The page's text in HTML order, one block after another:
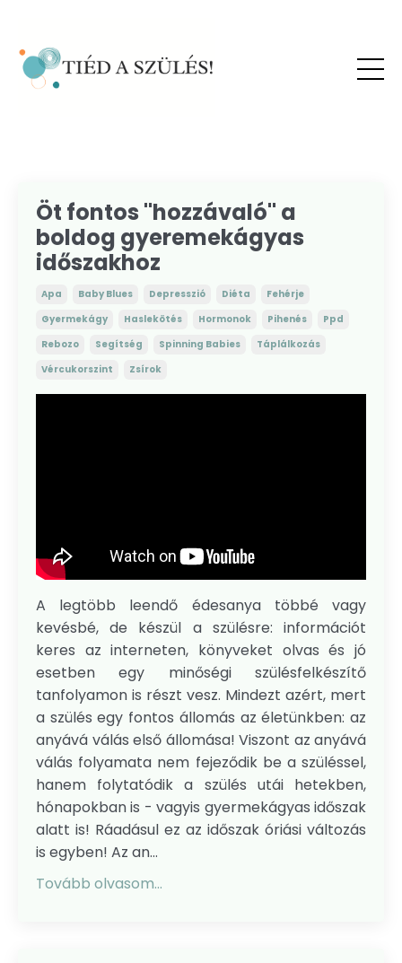
Öt fontos "hozzávaló" a
boldog gyeremekágyas
időszakhoz
Apa Baby Blues Depresszió Diéta
Fehérje
Gyermekágy
Haslekötés Hormonok Pihenés
Ppd
Rebozo
Segítség Spinning Babies
Táplálkozás
Vércukorszint
Zsírok
A legtöbb leendő édesanya többé vagy
kevésbé, de készül a szülésre: információt
keres az interneten, könyveket olvas és jó
esetben egy minőségi szülésfelkészítő
tanfolyamon is részt vesz. Mindezt azért, mert
a szülés egy fontos állomás az életünkben: az
anyává válás első állomása! Viszont az anyává
válás folyamata nem fejeződik be a szüléssel,
hanem folytatódik a szülés utái hetekben,
hónapokban is - vagyis gyermekágyas időszak
alatt is! Ráadásul ez az időszak óriási változás
is egyben! Az an...
Tovább olvasom...